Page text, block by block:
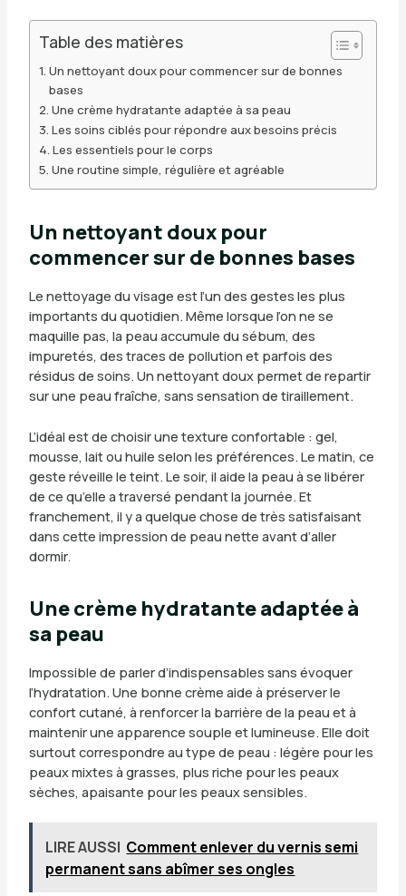
Table des matières
Un nettoyant doux pour commencer sur de bonnes
bases
Une crème hydratante adaptée à sa peau
Les soins ciblés pour répondre aux besoins précis
Les essentiels pour le corps
Une routine simple, régulière et agréable
Un nettoyant doux pour
commencer sur de bonnes bases
Le nettoyage du visage est l’un des gestes les plus
importants du quotidien. Même lorsque l’on ne se
maquille pas, la peau accumule du sébum, des
impuretés, des traces de pollution et parfois des
résidus de soins. Un nettoyant doux permet de repartir
sur une peau fraîche, sans sensation de tiraillement.
L’idéal est de choisir une texture confortable : gel,
mousse, lait ou huile selon les préférences. Le matin, ce
geste réveille le teint. Le soir, il aide la peau à se libérer
de ce qu’elle a traversé pendant la journée. Et
franchement, il y a quelque chose de très satisfaisant
dans cette impression de peau nette avant d’aller
dormir.
Une crème hydratante adaptée à
sa peau
Impossible de parler d’indispensables sans évoquer
l’hydratation. Une bonne crème aide à préserver le
confort cutané, à renforcer la barrière de la peau et à
maintenir une apparence souple et lumineuse. Elle doit
surtout correspondre au type de peau : légère pour les
peaux mixtes à grasses, plus riche pour les peaux
sèches, apaisante pour les peaux sensibles.
LIRE AUSSI Comment enlever du vernis semi
permanent sans abîmer ses ongles